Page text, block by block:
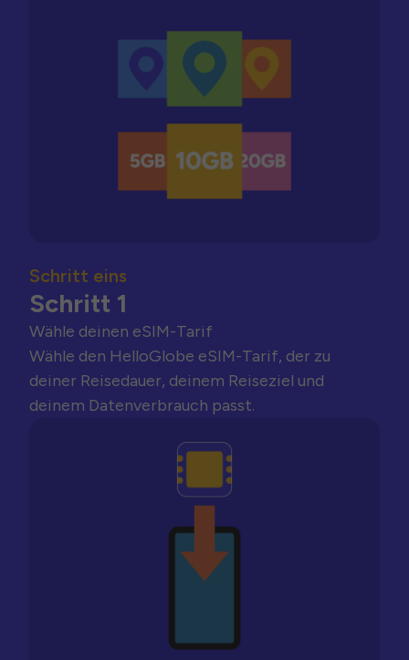
Schritt eins
Schritt 1
Wähle deinen eSIM-Tarif
Wähle den HelloGlobe eSIM-Tarif, der zu
deiner Reisedauer, deinem Reiseziel und
deinem Datenverbrauch passt.